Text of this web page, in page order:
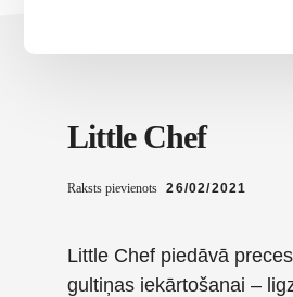
Little Chef
Raksts pievienots 26/02/2021
Little Chef piedāvā
gultiņas iekārtošanai –